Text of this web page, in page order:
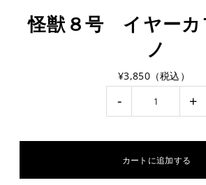
怪獣８号 イヤーカ
ノ
¥3,850（税込）
- +